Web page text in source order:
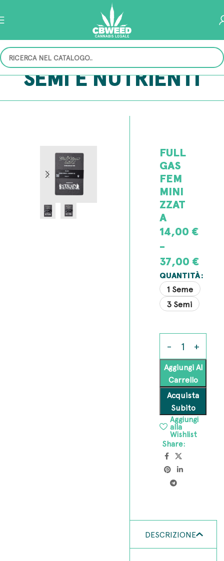
SEMI E NUTRIENTI
FULL
GAS
FEM
MINI
ZZAT
A
14,00€
-
37,00€
QUANTITÀ
1 Seme
3 Semi
Aggiungi Al
Carrello
Acquista
Subito
Aggiungi
alla
Wishlist
Share:
DESCRIZIONE